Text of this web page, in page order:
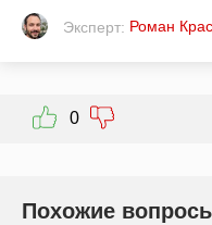
Эксперт: Роман
0
Похожие